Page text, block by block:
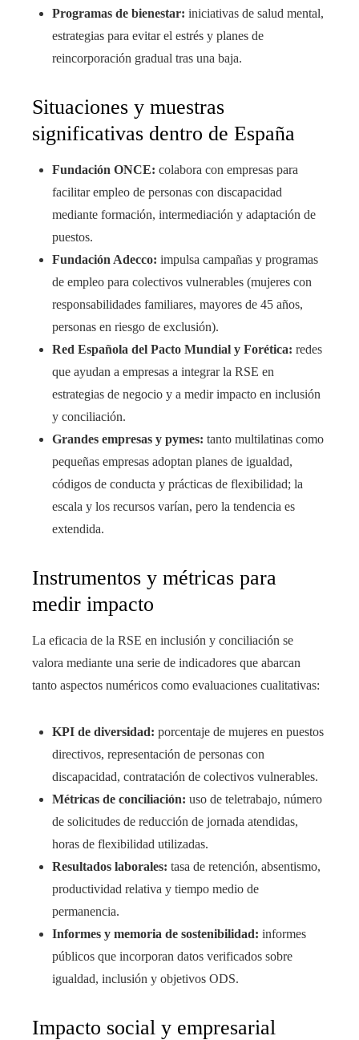
Programas de bienestar: iniciativas de salud mental,
estrategias para evitar el estrés y planes de
reincorporación gradual tras una baja.
Situaciones y muestras
significativas dentro de España
Fundación ONCE: colabora con empresas para
facilitar empleo de personas con discapacidad
mediante formación, intermediación y adaptación de
puestos.
Fundación Adecco: impulsa campañas y programas
de empleo para colectivos vulnerables (mujeres con
responsabilidades familiares, mayores de 45 años,
personas en riesgo de exclusión).
Red Española del Pacto Mundial y Forética: redes
que ayudan a empresas a integrar la RSE en
estrategias de negocio y a medir impacto en inclusión
y conciliación.
Grandes empresas y pymes: tanto multilatinas como
pequeñas empresas adoptan planes de igualdad,
códigos de conducta y prácticas de flexibilidad; la
escala y los recursos varían, pero la tendencia es
extendida.
Instrumentos y métricas para
medir impacto
La eficacia de la RSE en inclusión y conciliación se
valora mediante una serie de indicadores que abarcan
tanto aspectos numéricos como evaluaciones cualitativas:
KPI de diversidad: porcentaje de mujeres en puestos
directivos, representación de personas con
discapacidad, contratación de colectivos vulnerables.
Métricas de conciliación: uso de teletrabajo, número
de solicitudes de reducción de jornada atendidas,
horas de flexibilidad utilizadas.
Resultados laborales: tasa de retención, absentismo,
productividad relativa y tiempo medio de
permanencia.
Informes y memoria de sostenibilidad: informes
públicos que incorporan datos verificados sobre
igualdad, inclusión y objetivos ODS.
Impacto social y empresarial